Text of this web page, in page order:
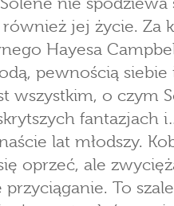
jej życie. Za
Hayesa
pewnością siebie
wszystkim, o czym
fantazjach
lat młodszy.
oprzeć, ale
To